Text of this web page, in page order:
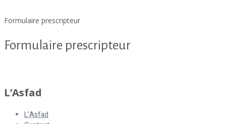
Formulaire prescripteur
Formulaire prescripteur
L’Asfad
L’Asfad